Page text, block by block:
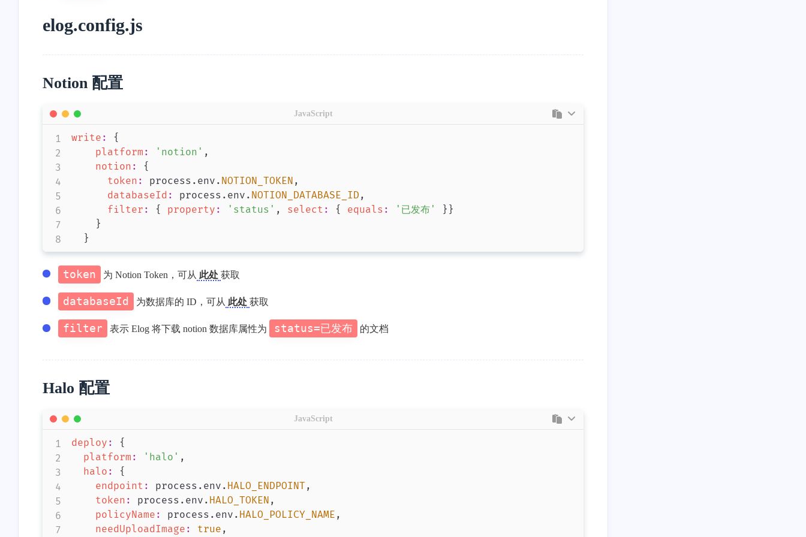
elog.config.js
Notion 配置
write :
{
platform : 'notion' ,
notion :
{
token : process . env . NOTION_TOKEN ,
databaseId : process . env . NOTION_DATABASE_ID ,
filter : { property : 'status' , select : { equals : '已发布' } }
}
}
JavaScript
token 为 Notion Token，可从 此处 获取
databaseId 为数据库的 ID，可从 此处 获取
filter 表示 Elog 将下载 notion 数据库属性为 status=已发布 的文档
Halo 配置
deploy :
{
platform : 'halo' ,
halo :
{
endpoint : process . env . HALO_ENDPOINT,
token : process . env . HALO_TOKEN ,
policyName : process . env . HALO_POLICY_NAME ,
needUploadImage : true ,
JavaScript